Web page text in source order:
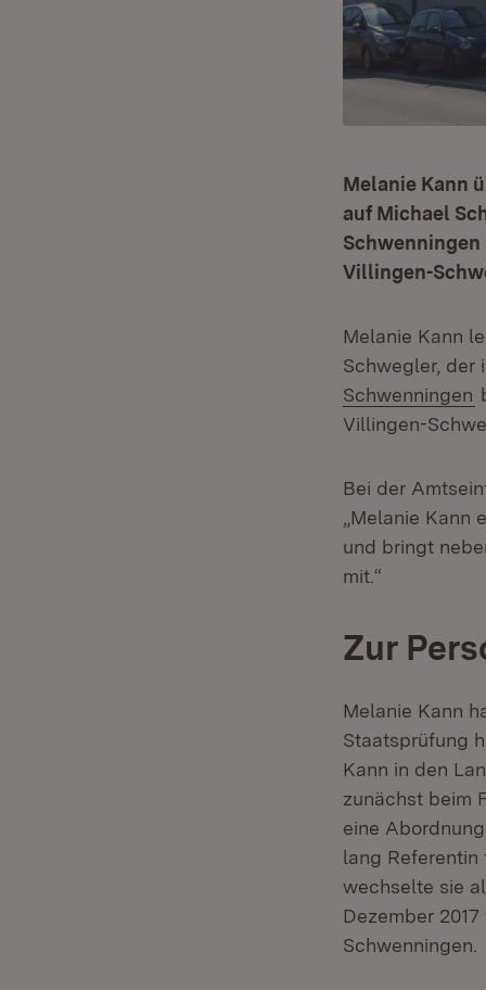
Melanie Kann
auf Michael
Villingen-
Melanie Kann
Schwegler, der
Schwenningen
Villingen-
Bei der
„Melanie
und bringt
mit.“
Zur
Melanie Kann
Staatsprüfung
Kann in den
zunächst beim
eine
lang
wechselte sie
Dezember
Schwenningen.